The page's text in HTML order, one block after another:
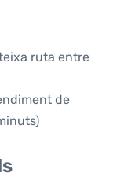
ruta entre
de